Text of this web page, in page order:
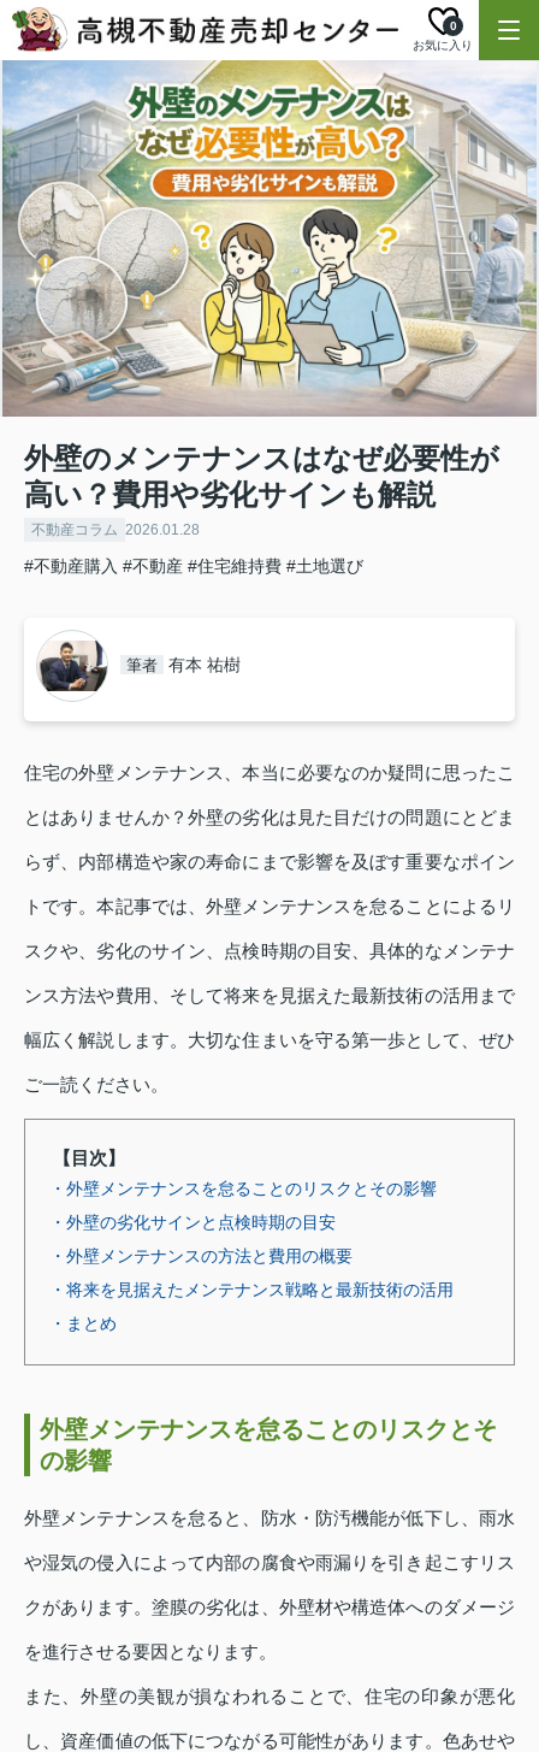
お気に入り
0
外壁のメンテナンスはなぜ必要性が
高い？費用や劣化サインも解説
不動産コラム 2026.01.28
#不動産購入 #不動産 #住宅維持費 #土地選び
筆者 有本 祐樹
住宅の外壁メンテナンス、本当に必要なのか疑問に思ったこ
とはありませんか？外壁の劣化は見た目だけの問題にとどま
らず、内部構造や家の寿命にまで影響を及ぼす重要なポイン
トです。本記事では、外壁メンテナンスを怠ることによるリ
スクや、劣化のサイン、点検時期の目安、具体的なメンテナ
ンス方法や費用、そして将来を見据えた最新技術の活用まで
幅広く解説します。大切な住まいを守る第一歩として、ぜひ
ご一読ください。
【目次】
・外壁メンテナンスを怠ることのリスクとその影響
・外壁の劣化サインと点検時期の目安
・外壁メンテナンスの方法と費用の概要
・将来を見据えたメンテナンス戦略と最新技術の活用
・まとめ
外壁メンテナンスを怠ることのリスクとそ
の影響
外壁メンテナンスを怠ると、防水・防汚機能が低下し、雨水
や湿気の侵入によって内部の腐食や雨漏りを引き起こすリス
クがあります。塗膜の劣化は、外壁材や構造体へのダメージ
を進行させる要因となります。
また、外壁の美観が損なわれることで、住宅の印象が悪化
し、資産価値の低下につながる可能性があります。色あせや